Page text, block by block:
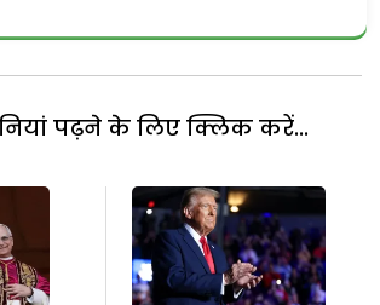
पढ़ने के लिए क्लिक करें...